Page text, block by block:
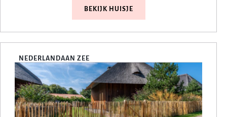
BEKIJK HUISJE
NEDERLANDAAN ZEE